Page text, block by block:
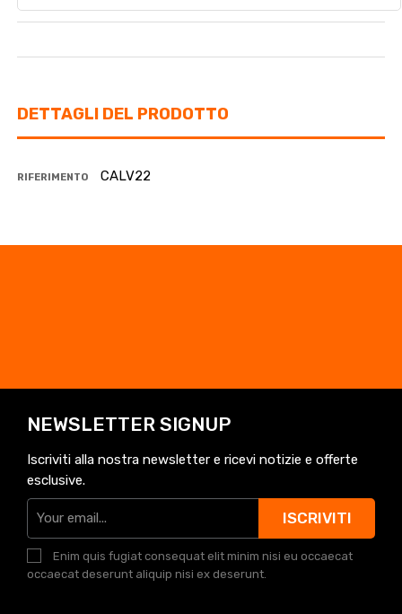
DETTAGLI DEL PRODOTTO
RIFERIMENTO CALV22
NEWSLETTER SIGNUP
Iscriviti alla nostra newsletter e ricevi notizie e offerte
esclusive.
ISCRIVITI
Enim quis fugiat consequat elit minim nisi eu occaecat
occaecat deserunt aliquip nisi ex deserunt.